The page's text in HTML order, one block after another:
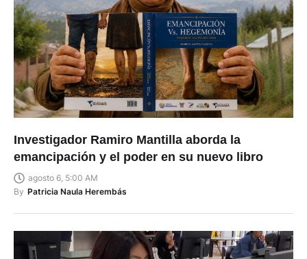
Investigador Ramiro Mantilla aborda la
emancipación y el poder en su nuevo libro
agosto 6, 5:00 AM
By Patricia Naula Herembás